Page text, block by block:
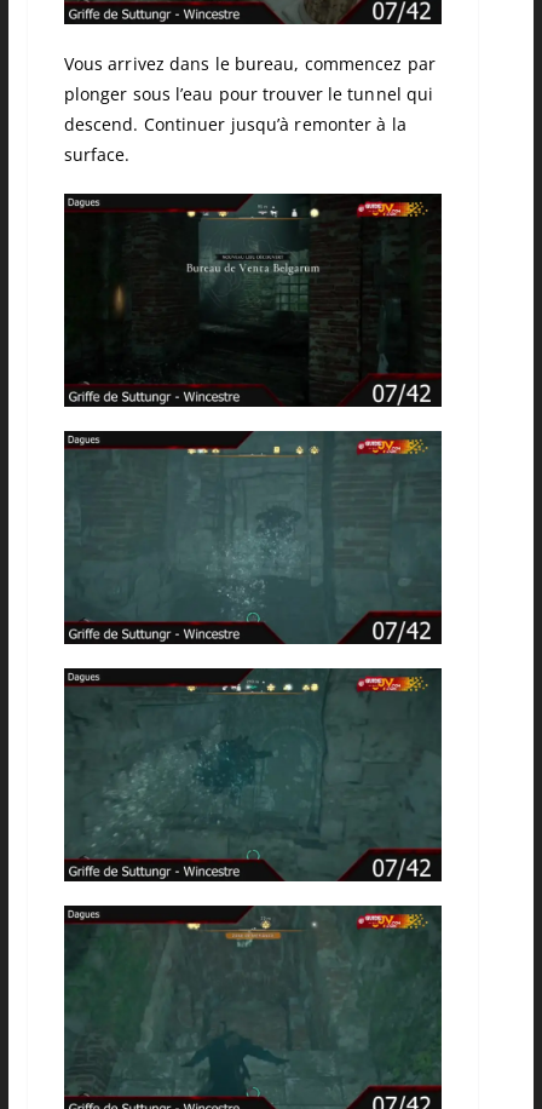
Vous arrivez dans le bureau, commencez par
plonger sous l’eau pour trouver le tunnel qui
descend. Continuer jusqu’à remonter à la
surface.